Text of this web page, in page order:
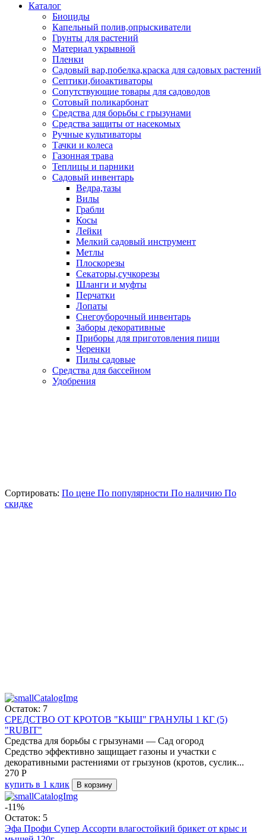
Каталог
Биоциды
Капельный полив,опрыскиватели
Грунты для растений
Материал укрывной
Пленки
Садовый вар,побелка,краска для садовых растений
Септики,биоактиваторы
Сопутствующие товары для садоводов
Сотовый поликарбонат
Средства для борьбы с грызунами
Средства защиты от насекомых
Ручные культиваторы
Тачки и колеса
Газонная трава
Теплицы и парники
Садовый инвентарь
Ведра,тазы
Вилы
Грабли
Косы
Лейки
Мелкий садовый инструмент
Метлы
Плоскорезы
Секаторы,сучкорезы
Шланги и муфты
Перчатки
Лопаты
Снегоуборочный инвентарь
Заборы декоративные
Приборы для приготовления пищи
Черенки
Пилы садовые
Средства для бассейном
Удобрения
Сортировать: По цене По популярности По наличию По
скидке
Остаток: 7
СРЕДСТВО ОТ КРОТОВ "КЫШ" ГРАНУЛЫ 1 КГ (5)
"RUBIT"
Средства для борьбы с грызунами — Сад огород
Средство эффективно защищает газоны и участки с
декоративными растениями от грызунов (кротов, суслик...
270 Р
купить в 1 клик
В корзину
-11%
Остаток: 5
Эфа Профи Супер Ассорти влагостойкий брикет от крыс и